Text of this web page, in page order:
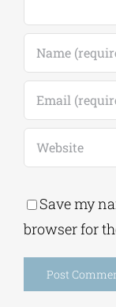
Save my
browser for